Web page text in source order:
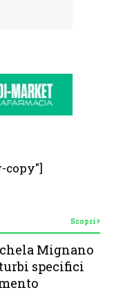
copy"]
Scopri
Mignano
specifici